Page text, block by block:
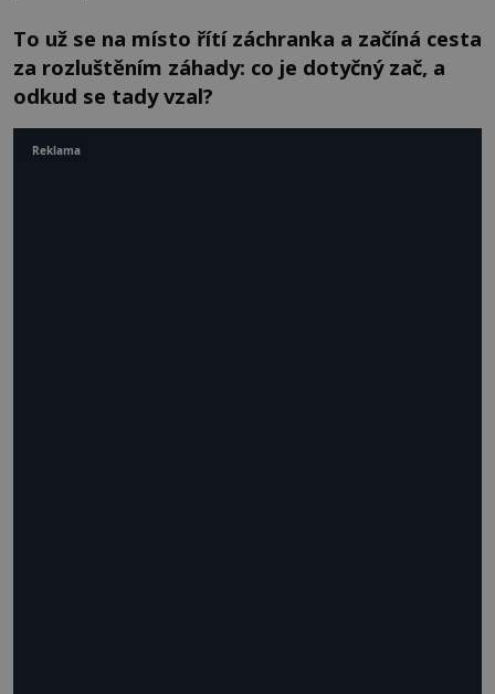
To už se na místo řítí záchranka a začíná cesta
za rozluštěním záhady: co je dotyčný zač, a
odkud se tady vzal?
Reklama